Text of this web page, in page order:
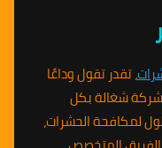
، تقدر تقول وداعًا
شغالة بكل
لمكافحة الحشرات،